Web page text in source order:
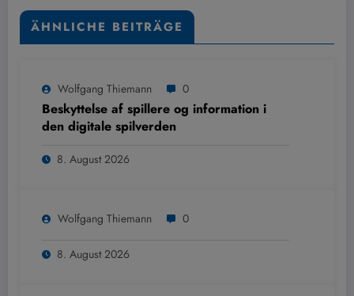
ÄHNLICHE BEITRÄGE
Wolfgang Thiemann 0
Beskyttelse af spillere og information i
den digitale spilverden
8. August 2026
Wolfgang Thiemann 0
8. August 2026